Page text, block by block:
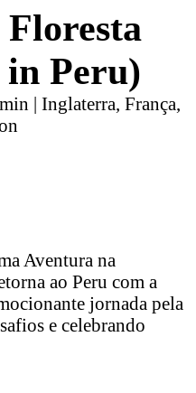
Peru)
| Inglaterra, França,
Aventura na
ao Peru com a
jornada pela
e celebrando